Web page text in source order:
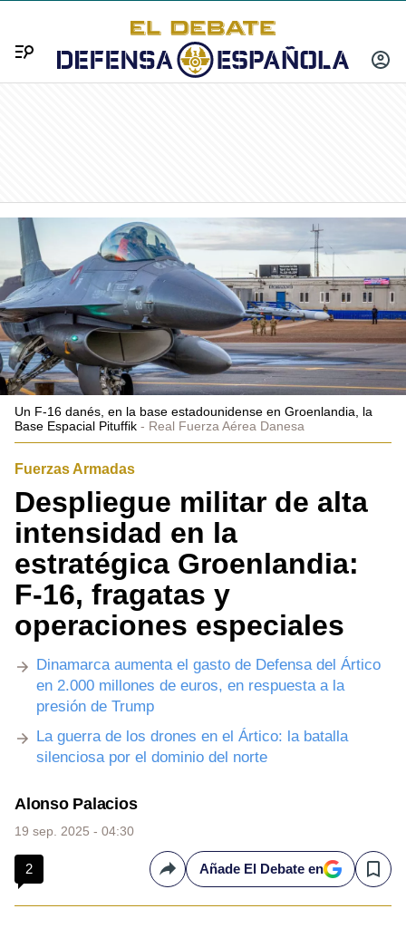
INICIAR
Menú
Un F-16 danés, en la base estadounidense en Groenlandia, la
Base Espacial Pituffik
Real Fuerza Aérea Danesa
Fuerzas Armadas
Despliegue militar de alta
intensidad en la
estratégica Groenlandia:
F-16, fragatas y
operaciones especiales
Dinamarca aumenta el gasto de Defensa del Ártico
en 2.000 millones de euros, en respuesta a la
presión de Trump
La guerra de los drones en el Ártico: la batalla
silenciosa por el dominio del norte
Alonso Palacios
19 sep. 2025 - 04:30
2 CompartirAñade El Debate en Save